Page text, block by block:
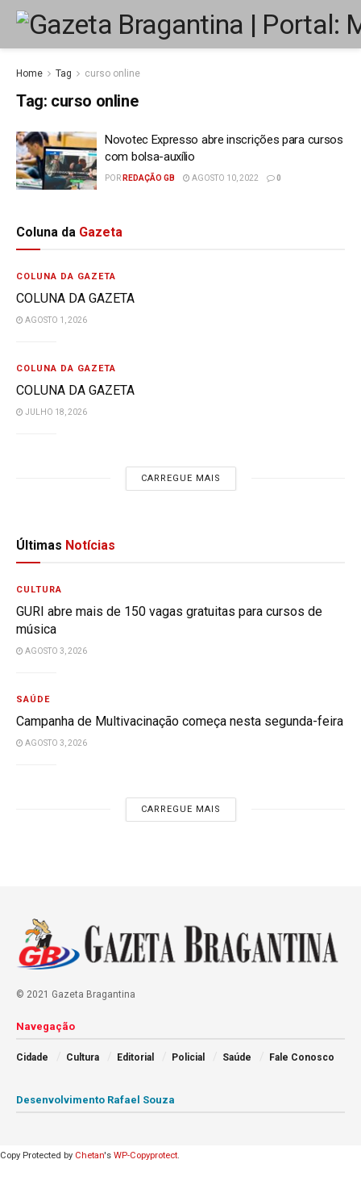
Home Tag curso online
Tag: curso online
Novotec Expresso abre inscrições para cursos
com bolsa-auxílio
POR REDAÇÃO GB AGOSTO 10, 2022 0
Coluna da Gazeta
COLUNA DA GAZETA
COLUNA DA GAZETA
AGOSTO 1, 2026
COLUNA DA GAZETA
COLUNA DA GAZETA
JULHO 18, 2026
CARREGUE MAIS
Últimas Notícias
CULTURA
GURI abre mais de 150 vagas gratuitas para cursos de
música
AGOSTO 3, 2026
SAÚDE
Campanha de Multivacinação começa nesta segunda-feira
AGOSTO 3, 2026
CARREGUE MAIS
© 2021 Gazeta Bragantina
Navegação
Cidade Cultura Editorial Policial Saúde Fale Conosco
Desenvolvimento Rafael Souza
Copy Protected by Chetan's WP-Copyprotect.